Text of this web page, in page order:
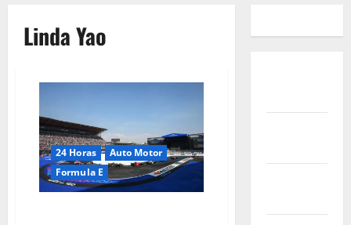
Linda Yao
24 Horas
Auto Motor
Formula E